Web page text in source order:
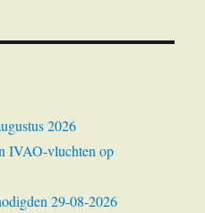
2026
IVAO-vluchten op
29-08-2026